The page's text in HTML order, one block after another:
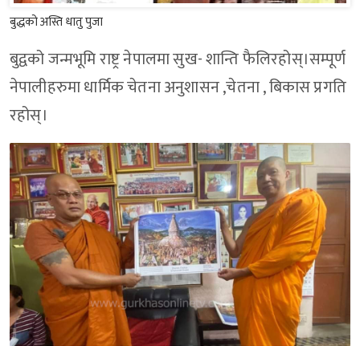
बुद्धको अस्ति धातु पुजा
बुद्वको जन्मभूमि राष्ट्र नेपालमा सुख- शान्ति फैलिरहोस्।सम्पूर्ण
नेपालीहरुमा धार्मिक चेतना अनुशासन ,चेतना , बिकास प्रगति
रहोस्।